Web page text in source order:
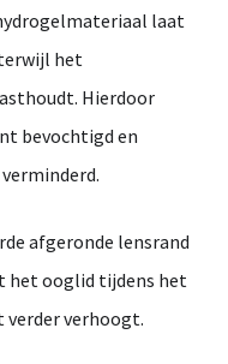
laat
het
Hierdoor
bevochtigden
afgeronde lensrand
het ooglid tijdens het
verhoogt.